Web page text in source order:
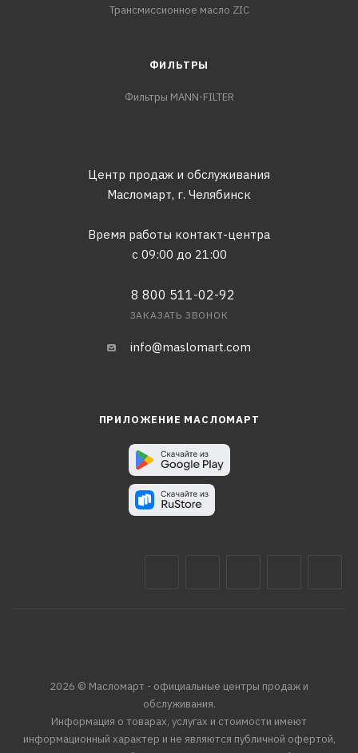
Трансмиссионное масло ZIC
ФИЛЬТРЫ
Фильтры MANN-FILTER
Центр продаж и обслуживания
Масломарт, г. Челябинск
Время работы контакт-центра
с 09:00 до 21:00
8 800 511-02-92
ЗАКАЗАТЬ ЗВОНОК
info@maslomart.com
ПРИЛОЖЕНИЕ МАСЛОМАРТ
2026 © Масломарт - официальные центры продаж и
обслуживания.
Информация о товарах, услугах и стоимости имеют
информационный характер и не являются публичной офертой,